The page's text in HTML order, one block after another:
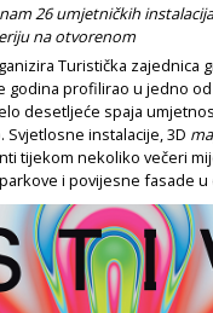
26 umjetničkih
na otvorenom
Turistička zajednica
godina profilirao u jedno
desetljeće spaja
instalacije, 3D
tijekom nekoliko večeri
i povijesne fasade